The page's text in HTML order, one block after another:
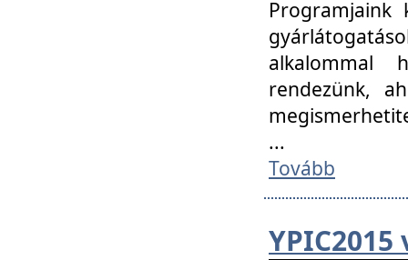
Programjaink
alkalommal
rendezünk,
...
Tovább
YPIC2015